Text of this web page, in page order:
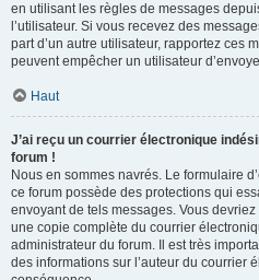
en utilisant les règles de messages
l’utilisateur. Si vous recevez des
part d’un autre utilisateur, rapportez ces
peuvent empêcher un utilisateur
Haut
J’ai reçu un courrier électronique
forum !
Nous en sommes navrés. Le formulaire
ce forum possède des protections qui
envoyant de tels messages. Vous
une copie complète du courrier
administrateur du forum. Il est très
des informations sur l’auteur du courrier